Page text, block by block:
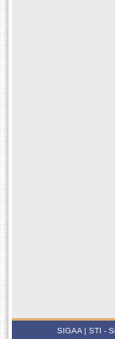
SIGAA | STI -